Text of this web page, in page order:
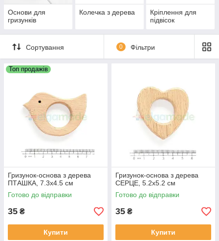
Основи для
гризунків
Колечка з дерева
Кріплення для
підвісок
Сортування 0 Фільтри
Топ продажів
Гризунок-основа з дерева
ПТАШКА, 7.3х4.5 см
Готово до відправки
35 ₴
Купити
Гризунок-основа з дерева
СЕРЦЕ, 5.2х5.2 см
Готово до відправки
35 ₴
Купити